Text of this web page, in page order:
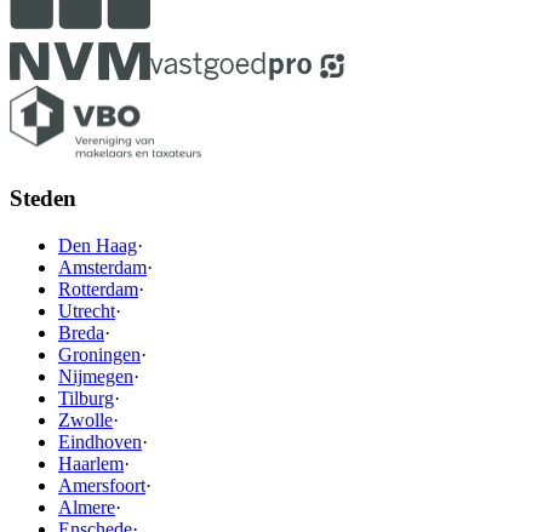
Steden
Den Haag·
Amsterdam·
Rotterdam·
Utrecht·
Breda·
Groningen·
Nijmegen·
Tilburg·
Zwolle·
Eindhoven·
Haarlem·
Amersfoort·
Almere·